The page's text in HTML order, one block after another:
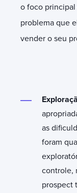
o foco
problema que
vender o seu
as
foram
controle,
prospect